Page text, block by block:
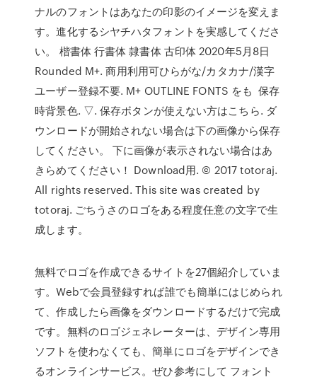
ナルのフォントはあなたの印影のイメージを変えま
す。進化するシヤチハタフォントを実感してくださ
い。 楷書体 行書体 隷書体 古印体 2020年5月8日
Rounded M+. 商用利用可ひらがな/カタカナ/漢字
ユーザー登録不要. M+ OUTLINE FONTS をも 保存
時背景色. ▽. 保存ボタンが使えない方はこちら. ダ
ウンロードが開始されない場合は下の画像から保存
してください。 下に画像が表示されない場合はあ
きらめてください！ Download用. © 2017 totoraj.
All rights reserved. This site was created by
totoraj. ごちうさのロゴをある程度任意の文字で生
成します。
無料でロゴを作成できるサイトを27個紹介していま
す。Webで会員登録すれば誰でも簡単にはじめられ
て、作成したら画像をダウンロードするだけで完成
です。無料のロゴジェネレーターは、デザイン専用
ソフトを使わなくても、簡単にロゴをデザインでき
るオンラインサービス。ぜひ参考にして フォント